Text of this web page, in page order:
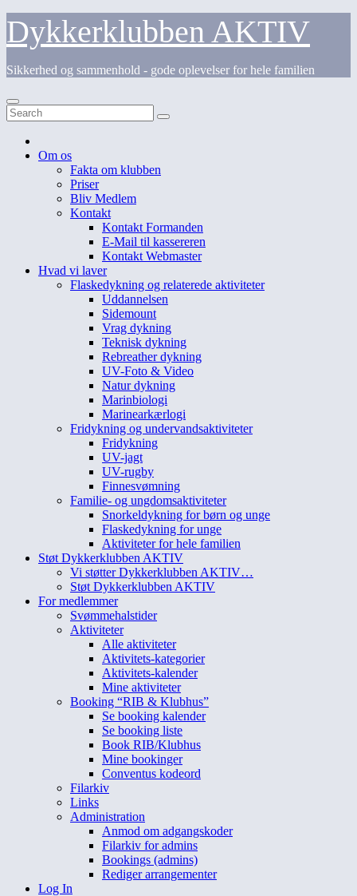
Skip
content
Dykkerklubben AKTIV
Sikkerhed og sammenhold - gode oplevelser for hele familien
Om os
Fakta om klubben
Priser
Bliv Medlem
Kontakt
Kontakt Formanden
E-Mail til kassereren
Kontakt Webmaster
Hvad vi laver
Flaskedykning og relaterede aktiviteter
Uddannelsen
Sidemount
Vrag dykning
Teknisk dykning
Rebreather dykning
UV-Foto & Video
Natur dykning
Marinbiologi
Marinearkærlogi
Fridykning og undervandsaktiviteter
Fridykning
UV-jagt
UV-rugby
Finnesvømning
Familie- og ungdomsaktiviteter
Snorkeldykning for børn og unge
Flaskedykning for unge
Aktiviteter for hele familien
Støt Dykkerklubben AKTIV
Vi støtter Dykkerklubben AKTIV…
Støt Dykkerklubben AKTIV
For medlemmer
Svømmehalstider
Aktiviteter
Alle aktiviteter
Aktivitets-kategorier
Aktivitets-kalender
Mine aktiviteter
Booking “RIB & Klubhus”
Se booking kalender
Se booking liste
Book RIB/Klubhus
Mine bookinger
Conventus kodeord
Filarkiv
Links
Administration
Anmod om adgangskoder
Filarkiv for admins
Bookings (admins)
Rediger arrangementer
Log In